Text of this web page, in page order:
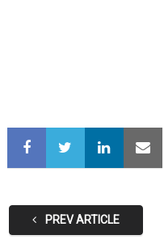
PREV ARTICLE